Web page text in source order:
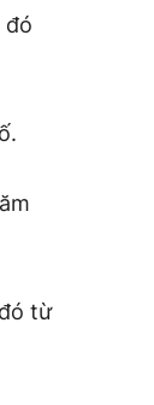
đó
từ